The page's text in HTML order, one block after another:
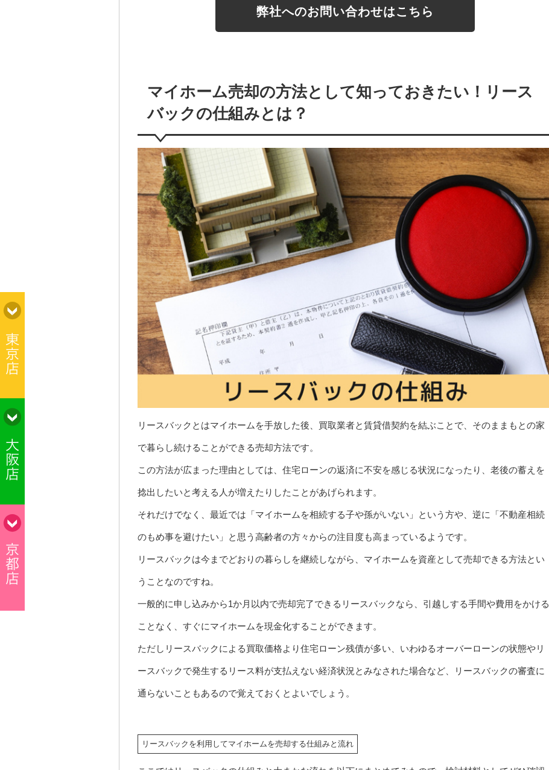
弊社へのお問い合わせはこちら
マイホーム売却の方法として知っておきたい！リース
バックの仕組みとは？
リースバックとはマイホームを手放した後、買取業者と賃貸借契約を結ぶことで、そのままもとの家
で暮らし続けることができる売却方法です。
この方法が広まった理由としては、住宅ローンの返済に不安を感じる状況になったり、老後の蓄えを
捻出したいと考える人が増えたりしたことがあげられます。
それだけでなく、最近では「マイホームを相続する子や孫がいない」という方や、逆に「不動産相続
のもめ事を避けたい」と思う高齢者の方々からの注目度も高まっているようです。
リースバックは今までどおりの暮らしを継続しながら、マイホームを資産として売却できる方法とい
うことなのですね。
一般的に申し込みから1か月以内で売却完了できるリースバックなら、引越しする手間や費用をかける
ことなく、すぐにマイホームを現金化することができます。
ただしリースバックによる買取価格より住宅ローン残債が多い、いわゆるオーバーローンの状態やリ
ースバックで発生するリース料が支払えない経済状況とみなされた場合など、リースバックの審査に
通らないこともあるので覚えておくとよいでしょう。
リースバックを利用してマイホームを売却する仕組みと流れ